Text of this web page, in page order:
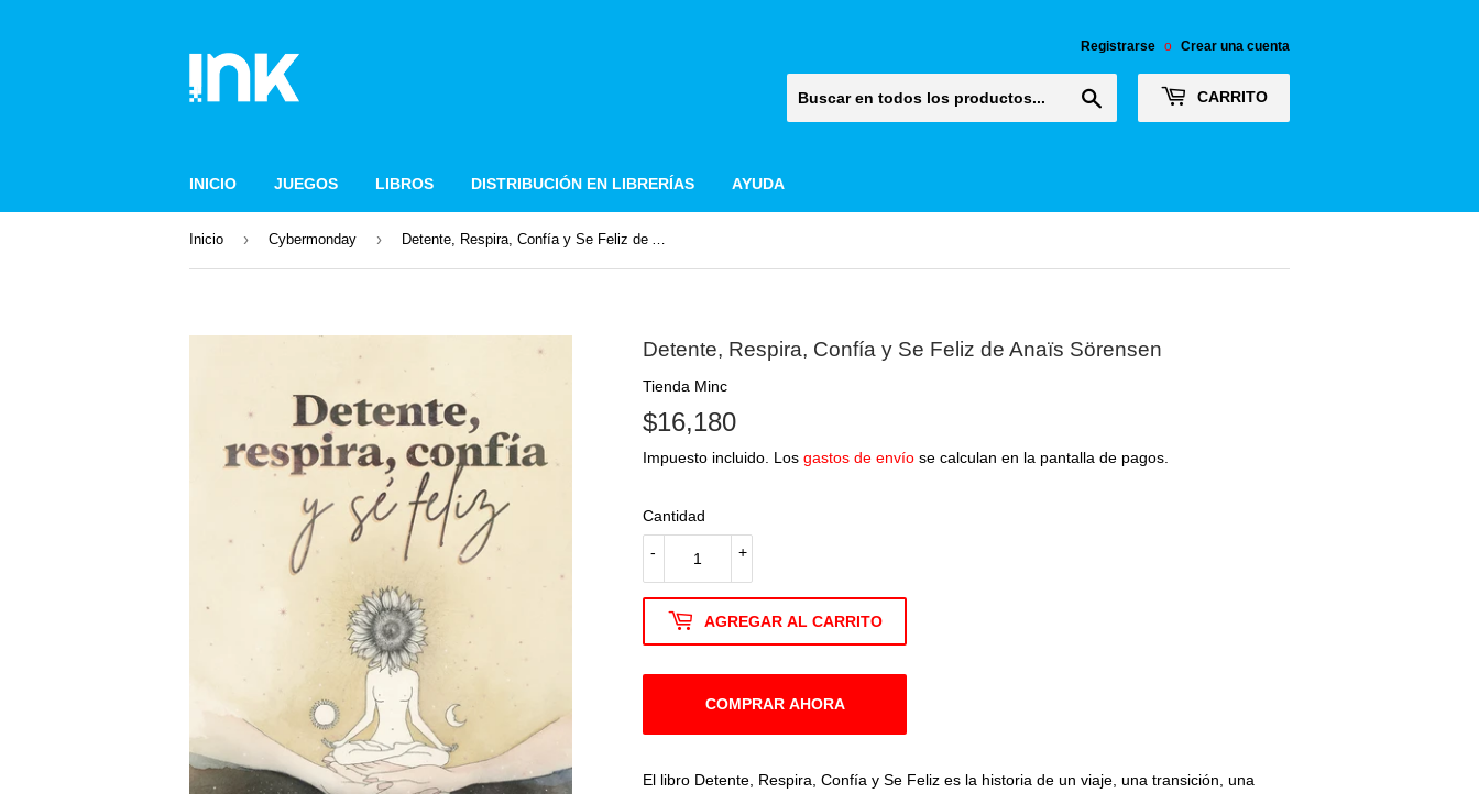
Registrarse o Crear una cuenta
CARRITO
INICIO JUEGOS LIBROS DISTRIBUCIÓN EN LIBRERÍAS AYUDA
Inicio › Cybermonday › Detente, Respira, Confía y Se Feliz de Anaïs Sörensen
Detente, Respira, Confía y Se Feliz de Anaïs Sörensen
Tienda Minc
$16,180
Impuesto incluido. Los gastos de envío se calculan en la pantalla de pagos.
Cantidad
+
-
AGREGAR AL CARRITO
COMPRAR AHORA
El libro Detente, Respira, Confía y Se Feliz es la historia de un viaje, una transición, una